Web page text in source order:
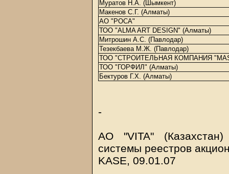
Муратов Н.А. (Шымкент)
Макенов С.Г. (Алматы)
АО "РОСА"
ТОО "ALMA ART DESIGN" (Алматы)
Митрошин А.С. (Павлодар)
Тезекбаева М.Ж. (Павлодар)
ТОО "СТРОИТЕЛЬНАЯ КОМПАНИЯ
ТОО "ГОРФИЛ" (Алматы)
Бектуров Г.Х. (Алматы)
-
АО "VITA"
системы реестров
KASE, 09.01.07